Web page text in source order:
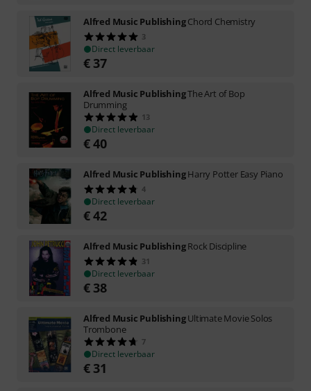
Alfred Music PublishingChord Chemistry
3
Direct leverbaar
€ 37
Alfred Music PublishingThe Art of Bop
Drumming
13
Direct leverbaar
€40
Alfred Music PublishingHarry Potter Easy Piano
4
Direct leverbaar
€42
Alfred Music PublishingRock Discipline
31
Direct leverbaar
€ 38
Alfred Music PublishingUltimate Movie Solos
Trombone
7
Direct leverbaar
€ 31